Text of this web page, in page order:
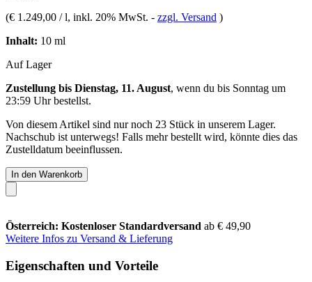
(€ 1.249,00 / l, inkl. 20% MwSt. - zzgl. Versand )
Inhalt: 10 ml
Auf Lager
Zustellung bis Dienstag, 11. August, wenn du bis Sonntag um
23:59 Uhrbestellst.
Von diesem Artikel sind nur noch 23 Stück in unserem Lager.
Nachschub ist unterwegs! Falls mehr bestellt wird, könnte dies das
Zustelldatum beeinflussen.
In den Warenkorb
Österreich: Kostenloser Standardversand ab € 49,90
Weitere Infos zu Versand & Lieferung
Eigenschaften und Vorteile